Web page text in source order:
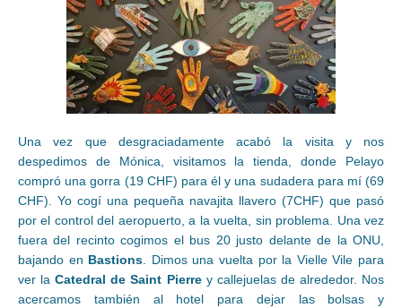
Una vez que desgraciadamente acabó la visita y nos
despedimos de Mónica, visitamos la tienda, donde Pelayo
compró una gorra (19 CHF) para él y una sudadera para mí (69
CHF). Yo cogí una pequeña navajita llavero (7CHF) que pasó
por el control del aeropuerto, a la vuelta, sin problema. Una vez
fuera del recinto cogimos el bus 20 justo delante de la ONU,
bajando en Bastions. Dimos una vuelta por la Vielle Vile para
ver laCatedral de Saint Pierrey callejuelas de alrededor. Nos
acercamos también al hotel para dejar las bolsas y